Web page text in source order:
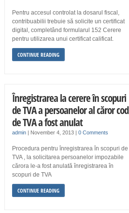
Pentru accesul controlat la dosarul fiscal,
contribuabilii trebuie să solicite un certificat
digital, completând formularul 152 Cerere
pentru utilizarea unui certificat calificat.
CONTINUE READING
Înregistrarea la cerere în scopuri
de TVA a persoanelor al căror cod
de TVA a fost anulat
admin| November 4, 2013 | 0 Comments
Procedura pentru înregistrarea în scopuri de
TVA , la solicitarea persoanelor impozabile
cărora le-a fost anulată înregistrarea în
scopuri de TVA
CONTINUE READING